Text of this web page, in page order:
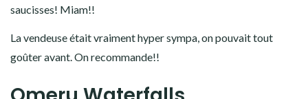
Nous avons pas mal de route à faire, mais nous nous